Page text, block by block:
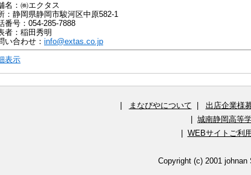
名：㈱エクタス
：静岡県静岡市駿河区中原582-1
番号：054-285-7888
者：稲田秀明
い合わせ： info@extas.co.jp
表示
まなびやについて 出店企業様
城南静岡高等
WEBサイトご利
Copyright (c) 2001 johnan